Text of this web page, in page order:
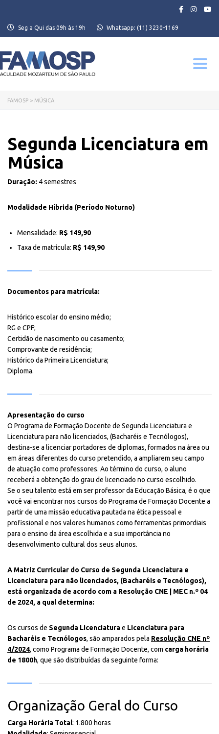
Seg a Qui das 09h às 19h Whatsapp: (11) 3230-1169
Toggle
FAMOSP > MÚSICA
Segunda Licenciatura em
Música
Duração: 4 semestres
Modalidade Híbrida (Período Noturno)
Mensalidade: R$ 149,90
Taxa de matrícula: R$ 149,90
Documentos para matrícula:
Histórico escolar do ensino médio;
RG e CPF;
Certidão de nascimento ou casamento;
Comprovante de residência;
Histórico da Primeira Licenciatura;
Diploma.
Apresentação do curso
O Programa de Formação Docente de Segunda Licenciatura e
Licenciatura para não licenciados, (Bacharéis e Tecnólogos),
destina-se a licenciar portadores de diplomas, formados na área ou
em áreas diferentes do curso pretendido, a ampliarem seu campo
de atuação como professores. Ao término do curso, o aluno
receberá a obtenção do grau de licenciado no curso escolhido.
Se o seu talento está em ser professor da Educação Básica, é o que
você vai encontrar nos cursos do Programa de Formação Docente a
partir de uma missão educativa pautada na ética pessoal e
profissional e nos valores humanos como ferramentas primordiais
para o ensino da área escolhida e a sua importância no
desenvolvimento cultural dos seus alunos.
A Matriz Curricular do Curso de Segunda Licenciatura e
Licenciatura para não licenciados, (Bacharéis e Tecnólogos),
está organizada de acordo com a Resolução CNE | MEC n.º 04
de 2024, a qual determina:
Os cursos de Segunda Licenciaturae Licenciatura para
Bacharéis e Tecnólogos, são amparados pela Resolução CNE nº
4/2024, como Programa de Formação Docente, com carga horária
de 1800h, que são distribuídas da seguinte forma:
Organização Geral do Curso
Carga Horária Total: 1.800 horas